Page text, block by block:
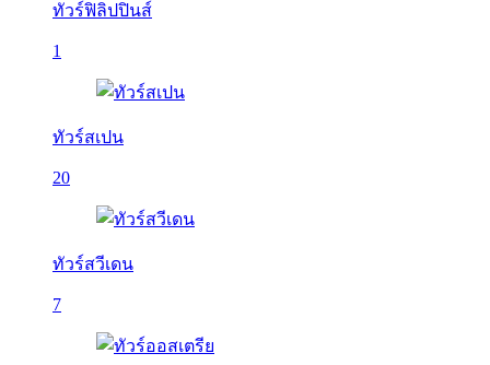
ทัวร์ฟิลิปปินส์
1
ทัวร์สเปน
20
ทัวร์สวีเดน
7